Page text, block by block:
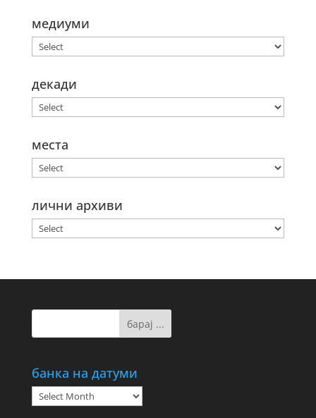
медиуми
декади
места
лични архиви
банка на датуми
банка
на